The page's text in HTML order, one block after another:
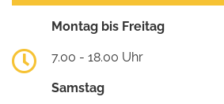
Montag bis Freitag
7.00 - 18.00 Uhr
Samstag